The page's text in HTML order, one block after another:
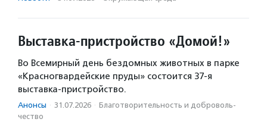
Выставка-пристройство «Домой!»
Во Всемирный день бездомных животных в парке
«Красногвардейские пруды» состоится 37-я
выставка-пристройство.
Анонсы · 31.07.2026 · Благотвори­тель­ность и доброволь­
чест­во